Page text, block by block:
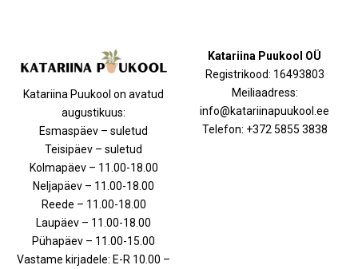
Katariina Puukool on avatud
augustikuus:
Esmaspäev – suletud
Teisipäev – suletud
Kolmapäev – 11.00-18.00
Neljapäev – 11.00-18.00
Reede – 11.00-18.00
Laupäev – 11.00-18.00
Pühapäev – 11.00-15.00
Vastame kirjadele: E-R 10.00 –
Katariina Puukool OÜ
Registrikood: 16493803
Meiliaadress:
info@katariinapuukool.ee
Telefon: +372 5855 3838